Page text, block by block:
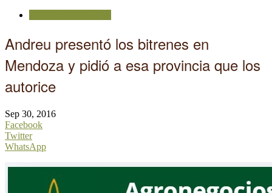
Andreu presentó los bitrenes en
Mendoza y pidió a esa provincia que los
autorice
Sep 30, 2016
Facebook
Twitter
WhatsApp